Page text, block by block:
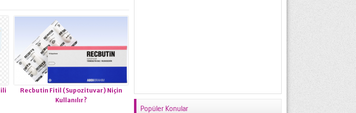
Recbutin Fitil (Supozituvar) Niçin
Kullanılır?
Popüler Konular